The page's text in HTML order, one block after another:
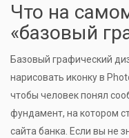
Что на
«базовый
Базовый графический
нарисовать иконку в
чтобы человек понял
фундамент, на котором
сайта банка. Если вы не